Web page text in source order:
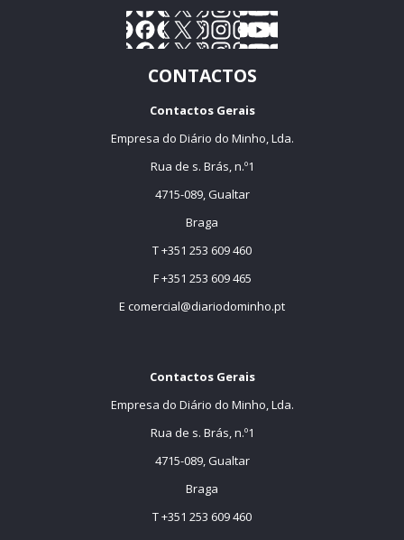
CONTACTOS
Contactos Gerais
Empresa do Diário do Minho, Lda.
Rua de s. Brás, n.º1
4715-089, Gualtar
Braga
T +351 253 609 460
F +351 253 609 465
E comercial@diariodominho.pt
Contactos Gerais
Empresa do Diário do Minho, Lda.
Rua de s. Brás, n.º1
4715-089, Gualtar
Braga
T +351 253 609 460